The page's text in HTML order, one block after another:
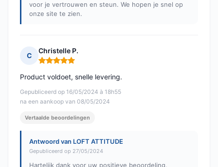
voor je vertrouwen en steun. We hopen je snel op
onze site te zien.
C
Christelle P.
Opmerking: 5 van 5
Gepubliceerd op 16/05/2024 à 18h55
na een aankoop van 08/05/2024
Product voldoet, snelle levering.
Vertaalde beoordelingen
Antwoord van LOFT ATTITUDE
Gepubliceerd op 27/05/2024
Hartelijk dank voor uw positieve beoordeling,